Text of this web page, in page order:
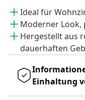
Ideal für
Moderner Look,
Hergestellt aus
dauerhaften
Einhaltung